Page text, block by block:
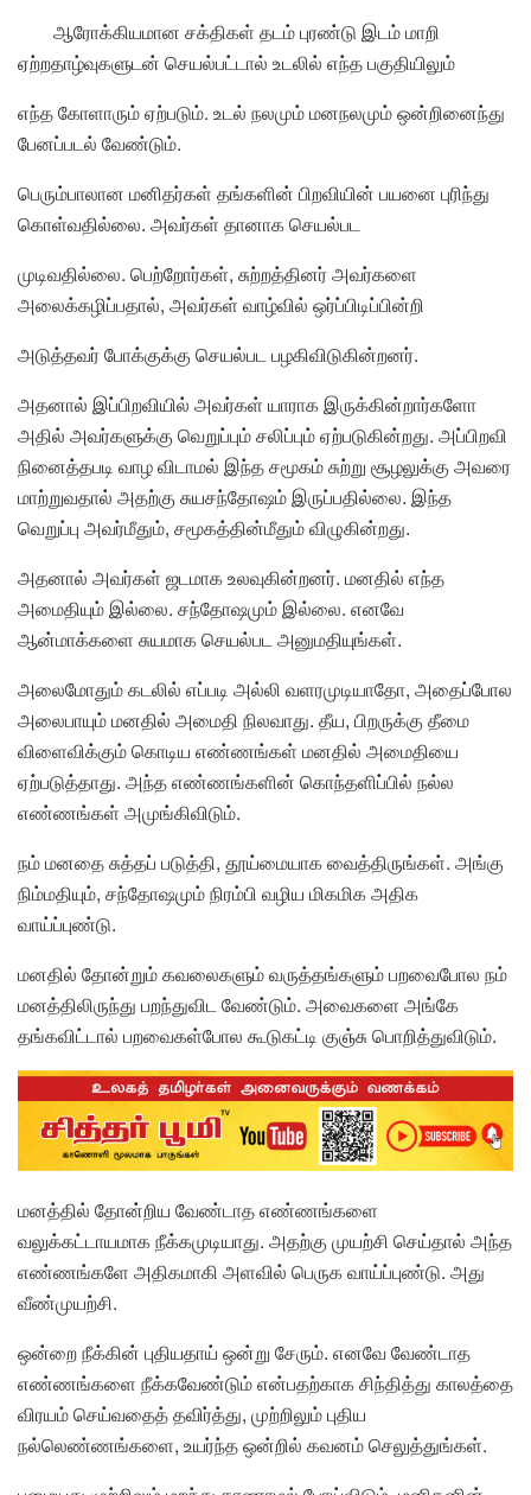
ஆரோக்கியமான சக்திகள் தடம் புரண்டு இடம் மாறி
ஏற்றதாழ்வுகளுடன் செயல்பட்டால் உடலில் எந்த பகுதியிலும்
எந்த கோளாரும் ஏற்படும். உடல் நலமும் மனநலமும் ஒன்றினைந்து
பேனப்படல் வேண்டும்.
பெரும்பாலான மனிதர்கள் தங்களின் பிறவியின் பயனை புரிந்து
கொள்வதில்லை. அவர்கள் தானாக செயல்பட
முடிவதில்லை. பெற்றோர்கள், சுற்றத்தினர் அவர்களை
அலைக்கழிப்பதால், அவர்கள் வாழ்வில் ஒர்ப்பிடிப்பின்றி
அடுத்தவர் போக்குக்கு செயல்பட பழகிவிடுகின்றனர்.
அதனால் இப்பிறவியில் அவர்கள் யாராக இருக்கின்றார்களோ
அதில் அவர்களுக்கு வெறுப்பும் சலிப்பும் ஏற்படுகின்றது. அப்பிறவி
நினைத்தபடி வாழ விடாமல் இந்த சமூகம் சுற்று சூழலுக்கு அவரை
மாற்றுவதால் அதற்கு சுயசந்தோஷம் இருப்பதில்லை. இந்த
வெறுப்பு அவர்மீதும், சமூகத்தின்மீதும் விழுகின்றது.
அதனால் அவர்கள் ஜடமாக உலவுகின்றனர். மனதில் எந்த
அமைதியும் இல்லை. சந்தோஷமும் இல்லை. எனவே
ஆன்மாக்களை சுயமாக செயல்பட அனுமதியுங்கள்.
அலைமோதும் கடலில் எப்படி அல்லி வளரமுடியாதோ, அதைப்போல
அலைபாயும் மனதில் அமைதி நிலவாது. தீய, பிறருக்கு தீமை
விளைவிக்கும் கொடிய எண்ணங்கள் மனதில் அமைதியை
ஏற்படுத்தாது. அந்த எண்ணங்களின் கொந்தளிப்பில் நல்ல
எண்ணங்கள் அமுங்கிவிடும்.
நம் மனதை சுத்தப் படுத்தி, தூய்மையாக வைத்திருங்கள். அங்கு
நிம்மதியும், சந்தோஷமும் நிரம்பி வழிய மிகமிக அதிக
வாய்ப்புண்டு.
மனதில் தோன்றும் கவலைகளும் வருத்தங்களும் பறவைபோல நம்
மனத்திலிருந்து பறந்துவிட வேண்டும். அவைகளை அங்கே
தங்கவிட்டால் பறவைகள்போல கூடுகட்டி குஞ்சு பொறித்துவிடும்.
மனத்தில் தோன்றிய வேண்டாத எண்ணங்களை
வலுக்கட்டாயமாக நீக்கமுடியாது. அதற்கு முயற்சி செய்தால் அந்த
எண்ணங்களே அதிகமாகி அளவில் பெருக வாய்ப்புண்டு. அது
வீண்முயற்சி.
ஒன்றை நீக்கின் புதியதாய் ஒன்று சேரும். எனவே வேண்டாத
எண்ணங்களை நீக்கவேண்டும் என்பதற்காக சிந்தித்து காலத்தை
விரயம் செய்வதைத் தவிர்த்து, முற்றிலும் புதிய
நல்லெண்ணங்களை, உயர்ந்த ஒன்றில் கவனம் செலுத்துங்கள்.